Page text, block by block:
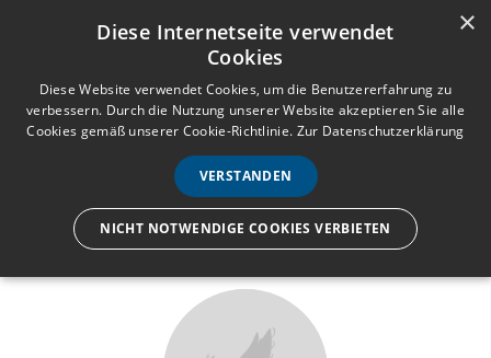
Anmelden Registrieren
e
n
ü
Wir lassen nur die Hand los,
×
Diese Internetseite verwendet
Cookies
Diese Website verwendet Cookies, um die Benutzererfahrung zu
verbessern. Durch die Nutzung unserer Website akzeptieren Sie alle
Cookies gemäß unserer Cookie-Richtlinie. Zur Datenschutzerklärung
VERSTANDEN
NICHT NOTWENDIGE COOKIES VERBIETEN